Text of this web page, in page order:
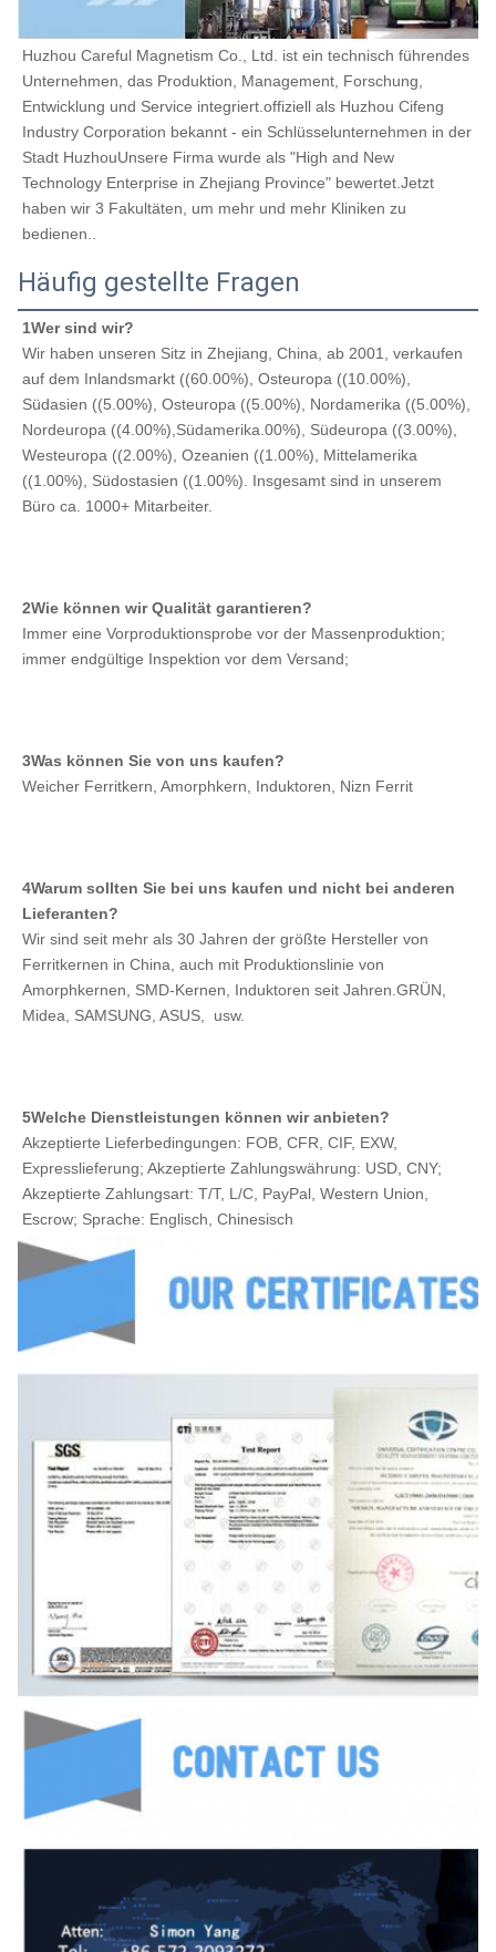
Huzhou Careful Magnetism Co., Ltd. ist ein technisch führendes
Unternehmen, das Produktion, Management, Forschung,
Entwicklung und Service integriert.offiziell als Huzhou Cifeng
Industry Corporation bekannt - ein Schlüsselunternehmen in der
Stadt HuzhouUnsere Firma wurde als "High and New
Technology Enterprise in Zhejiang Province" bewertet.Jetzt
haben wir 3 Fakultäten, um mehr und mehr Kliniken zu
bedienen..
Häufig gestellte Fragen
1Wer sind wir?
Wir haben unseren Sitz in Zhejiang, China, ab 2001, verkaufen
auf dem Inlandsmarkt ((60.00%), Osteuropa ((10.00%),
Südasien ((5.00%), Osteuropa ((5.00%), Nordamerika ((5.00%),
Nordeuropa ((4.00%),Südamerika.00%), Südeuropa ((3.00%),
Westeuropa ((2.00%), Ozeanien ((1.00%), Mittelamerika
((1.00%), Südostasien ((1.00%). Insgesamt sind in unserem
Büro ca. 1000+ Mitarbeiter.
2Wie können wir Qualität garantieren?
Immer eine Vorproduktionsprobe vor der Massenproduktion;
immer endgültige Inspektion vor dem Versand;
3Was können Sie von uns kaufen?
Weicher Ferritkern, Amorphkern, Induktoren, Nizn Ferrit
4Warum sollten Sie bei uns kaufen und nicht bei anderen
Lieferanten?
Wir sind seit mehr als 30 Jahren der größte Hersteller von
Ferritkernen in China, auch mit Produktionslinie von
Amorphkernen, SMD-Kernen, Induktoren seit Jahren.GRÜN,
Midea, SAMSUNG, ASUS,  usw.
5Welche Dienstleistungen können wir anbieten?
Akzeptierte Lieferbedingungen: FOB, CFR, CIF, EXW,
Expresslieferung; Akzeptierte Zahlungswährung: USD, CNY;
Akzeptierte Zahlungsart: T/T, L/C, PayPal, Western Union,
Escrow; Sprache: Englisch, Chinesisch